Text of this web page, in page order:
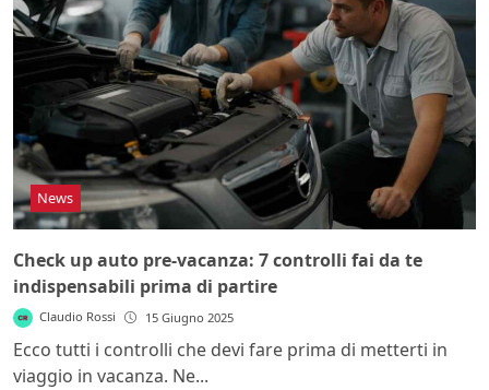
News
Check up auto pre-vacanza: 7 controlli fai da te
indispensabili prima di partire
Claudio Rossi 15 Giugno 2025
Ecco tutti i controlli che devi fare prima di metterti in
viaggio in vacanza. Ne...